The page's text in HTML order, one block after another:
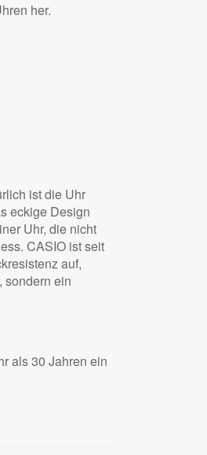
her.
ist die Uhr
eckige Design
Uhr, die nicht
CASIO ist seit
auf,
sondern ein
als 30 Jahren ein